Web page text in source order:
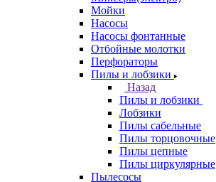
Мойки
Насосы
Насосы фонтанные
Отбойные молотки
Перфораторы
Пилы и лобзики
Назад
Пилы и лобзики
Лобзики
Пилы сабельные
Пилы торцовочные
Пилы цепные
Пилы циркулярные
Пылесосы